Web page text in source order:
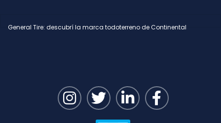
General Tire: descubrí la marca todoterreno de Continental
I
n
T
w
L
i
F
a